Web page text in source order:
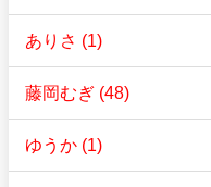
ありさ (1)
藤岡むぎ (48)
ゆうか (1)